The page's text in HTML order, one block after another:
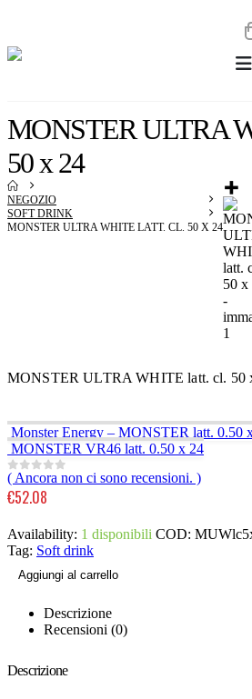
MONSTER ULTRA
50 x 24
NEGOZIO
SOFT DRINK
MONSTER ULTRA WHITE LATT. CL. 50 X 24
MONSTER ULTRA WHITE latt. cl. 50
Monster Energy – MONSTER latt. 0.50
MONSTER VR46 latt. 0.50 x 24
0out of 5
( Ancora non ci sono recensioni. )
€52.08
Availability: 1 disponibili COD:
Tag: Soft drink
Aggiungi al carrello
Descrizione
Recensioni (0)
Descrizione